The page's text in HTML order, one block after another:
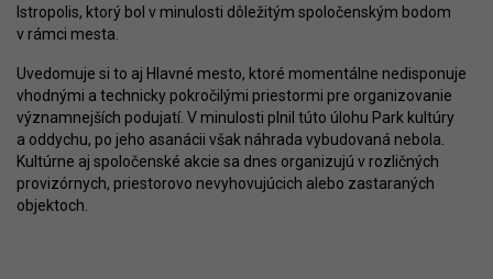
Istropolis, ktorý bol v minulosti dôležitým spoločenským bodom
v rámci mesta.
Uvedomuje si to aj Hlavné mesto, ktoré momentálne nedisponuje
vhodnými a technicky pokročilými priestormi pre organizovanie
významnejších podujatí. V minulosti plnil túto úlohu Park kultúry
a oddychu, po jeho asanácii však náhrada vybudovaná nebola.
Kultúrne aj spoločenské akcie sa dnes organizujú v rozličných
provizórnych, priestorovo nevyhovujúcich alebo zastaraných
objektoch.